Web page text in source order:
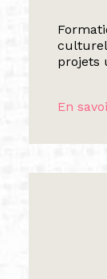
projets
En